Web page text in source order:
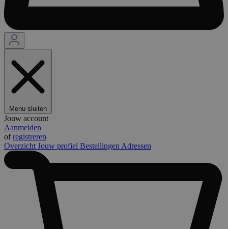
Menu sluiten
Jouw account
Aanmelden
ofregistreren
Overzicht Jouw profiel Bestellingen Adressen